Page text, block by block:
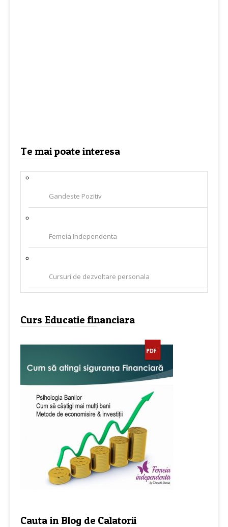
Te mai poate interesa
Gandeste Pozitiv
Femeia Independenta
Cursuri de dezvoltare personala
Curs Educatie financiara
Cauta in Blog de Calatorii